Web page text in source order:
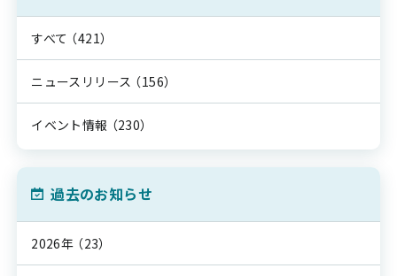
すべて （421）
ニュースリリース （156）
イベント情報 （230）
過去のお知らせ
2026年 （23）